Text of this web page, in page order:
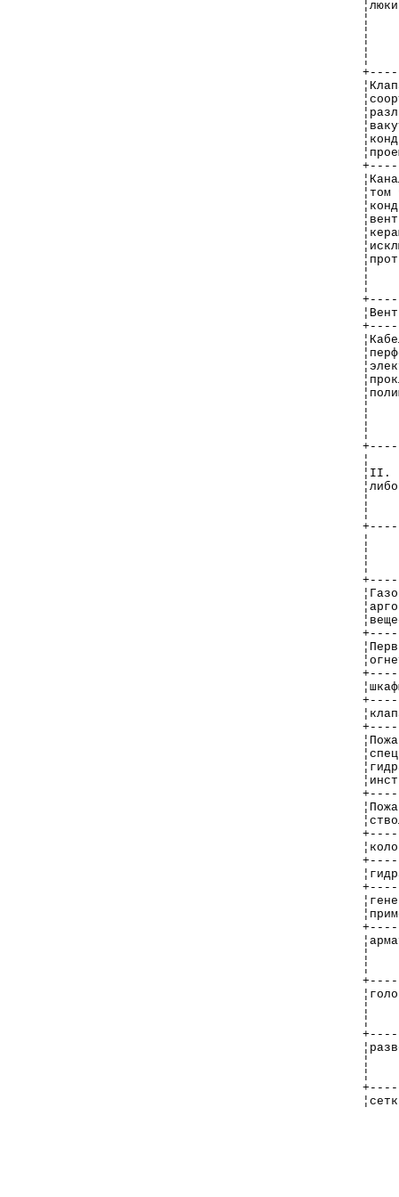
¦
¦
¦
¦
¦
¦
¦
¦
¦
¦
¦II.
¦
¦
¦
¦
¦
¦
¦
¦
¦
¦
¦